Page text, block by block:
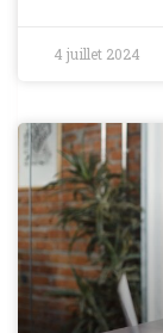
4 juillet 2024